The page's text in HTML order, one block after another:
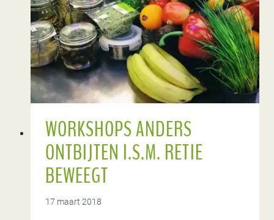
WORKSHOPS ANDERS
ONTBIJTEN I.S.M. RETIE
BEWEEGT
17 maart 2018